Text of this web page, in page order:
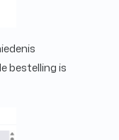
bestelling is